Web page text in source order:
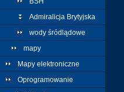
Admiralicja Brytyjska
wody śródlądowe
mapy
Mapy elektroniczne
Oprogramowanie